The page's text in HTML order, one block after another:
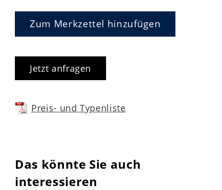
Zum Merkzettel hinzufügen
Jetzt anfragen
Preis- und Typenliste
Das könnte Sie auch
interessieren